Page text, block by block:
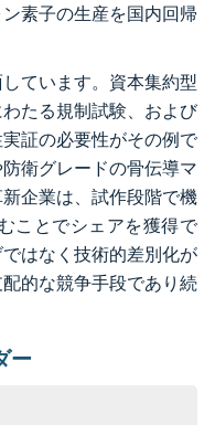
素子の生産を国内回帰
ています。資本集約型
たる規制試験、および
証の必要性がその例で
衛グレードの骨伝導マ
企業は、試作段階で機
ことでシェアを獲得で
はなく技術的差別化が
的な競争手段であり続
ー